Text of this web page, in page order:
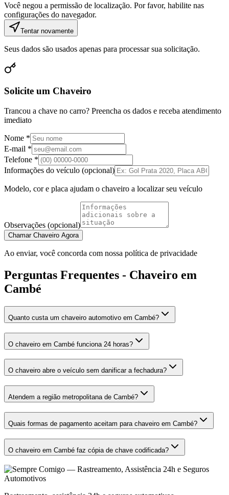
Você negou a permissão de localização. Por favor, habilite nas
configurações do navegador.
Tentar novamente
Seus dados são usados apenas para processar sua solicitação.
Solicite um Chaveiro
Trancou a chave no carro? Preencha os dados e receba atendimento
imediato
Nome *
E-mail *
Telefone *
Informações do veículo (opcional)
Modelo, cor e placa ajudam o chaveiro a localizar seu veículo
Observações (opcional)
Chamar Chaveiro Agora
Ao enviar, você concorda com nossa política de privacidade
Perguntas Frequentes - Chaveiro em
Cambé
Quanto custa um chaveiro automotivo em Cambé?
O chaveiro em Cambé funciona 24 horas?
O chaveiro abre o veículo sem danificar a fechadura?
Atendem a região metropolitana de Cambé?
Quais formas de pagamento aceitam para chaveiro em Cambé?
O chaveiro em Cambé faz cópia de chave codificada?